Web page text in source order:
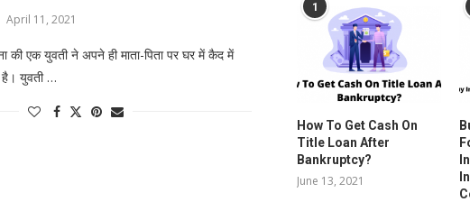
April 11, 2021
की एक युवती ने अपने ही माता-पिता पर घर में कैद में
है। युवती …
1
How To Get Cash On
Title Loan After
Bankruptcy?
June 13, 2021